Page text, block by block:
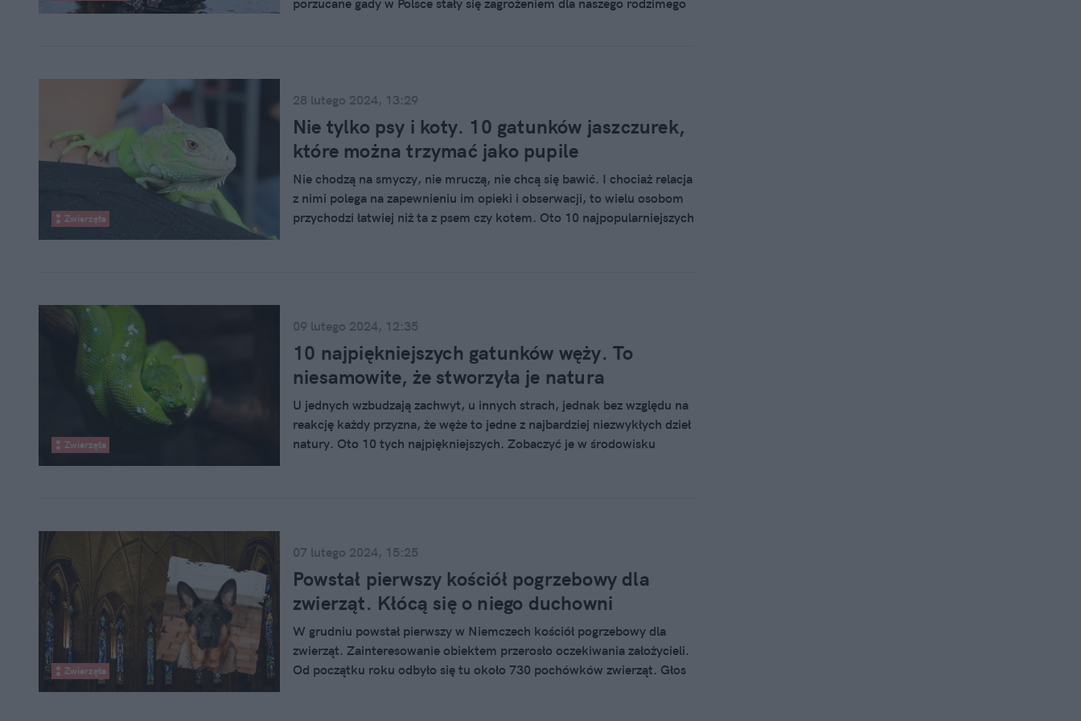
porzucane gady w Polsce stały się zagrożeniem dla naszego rodzimego
Zwierzęta
28 lutego 2024, 13:29
Nie tylko psy i koty. 10 gatunków jaszczurek,
które można trzymać jako pupile
Nie chodzą na smyczy, nie mruczą, nie chcą się bawić. I chociaż relacja
z nimi polega na zapewnieniu im opieki i obserwacji, to wielu osobom
przychodzi łatwiej niż ta z psem czy kotem. Oto 10 najpopularniejszych
Zwierzęta
09 lutego 2024, 12:35
10 najpiękniejszych gatunków węży. To
niesamowite, że stworzyła je natura
U jednych wzbudzają zachwyt, u innych strach, jednak bez względu na
reakcję każdy przyzna, że węże to jedne z najbardziej niezwykłych dzieł
natury. Oto 10 tych najpiękniejszych. Zobaczyć je w środowisku
Zwierzęta
07 lutego 2024, 15:25
Powstał pierwszy kościół pogrzebowy dla
zwierząt. Kłócą się o niego duchowni
W grudniu powstał pierwszy w Niemczech kościół pogrzebowy dla
zwierząt. Zainteresowanie obiektem przerosło oczekiwania założycieli.
Od początku roku odbyło się tu około 730 pochówków zwierząt. Głos